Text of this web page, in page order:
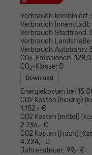
Verbrauch kombiniert:
Verbrauch Innenstadt:
Verbrauch Stadtrand:
Verbrauch Landstraße:
Verbrauch Autobahn:
CO2-Emissionen:
CO2-Klasse: D
Download
Energiekosten bei
CO2 Kosten (niedrig)
1.152,- €
CO2 Kosten (mittel)
2.736,- €
CO2 Kosten (hoch)
4.224,- €
Jahressteuer: 99,- €